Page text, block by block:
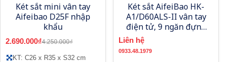
Két sắt mini vân tay
Aifeibao D25F nhập
khẩu
2.690.000₫4.250.000₫
KT: C26 x R35 x S32 cm
Két sắt AifeiBao HK-
A1/D60ALS-II vân tay
điện tử, 9 ngăn đựng
Liên hệ
0933.48.1979